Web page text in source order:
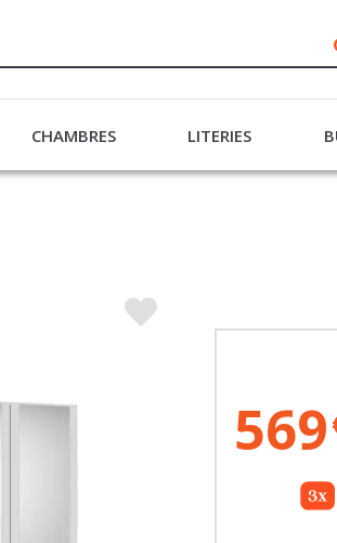
CHAMBRES LITERIES
569